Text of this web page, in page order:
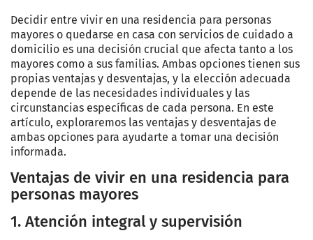
Decidir entre vivir en una residencia para personas
mayores o quedarse en casa con servicios de cuidado a
domicilio es una decisión crucial que afecta tanto a los
mayores como a sus familias. Ambas opciones tienen sus
propias ventajas y desventajas, y la elección adecuada
depende de las necesidades individuales y las
circunstancias específicas de cada persona. En este
artículo, exploraremos las ventajas y desventajas de
ambas opciones para ayudarte a tomar una decisión
informada.
Ventajas de vivir en una residencia para
personas mayores
1. Atención integral y supervisión